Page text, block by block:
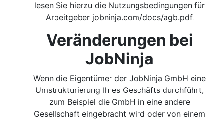
lesen Sie hierzu die Nutzungsbedingungen für
Arbeitgeber jobninja.com/docs/agb.pdf.
Veränderungen bei
JobNinja
Wenn die Eigentümer der JobNinja GmbH eine
Umstrukturierung Ihres Geschäfts durchführt,
zum Beispiel die GmbH in eine andere
Gesellschaft eingebracht wird oder von einem